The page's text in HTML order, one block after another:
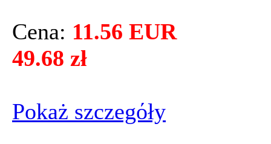
Cena: 11.56 EUR
49.68 zł
Pokaż szczegόły